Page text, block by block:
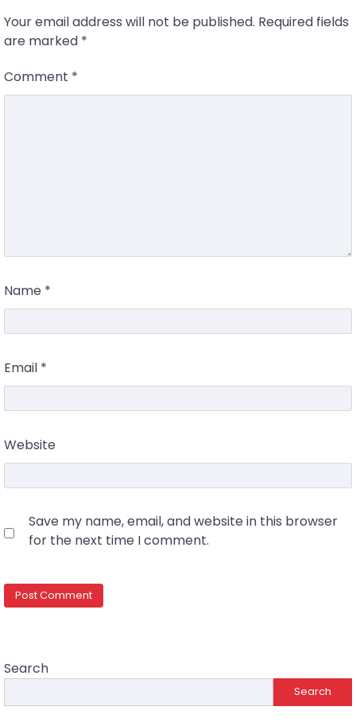
Your email address will not be published. Required fields
are marked *
Comment *
Name *
Email *
Website
Save my name, email, and website in this browser
for the next time I comment.
Search
Search